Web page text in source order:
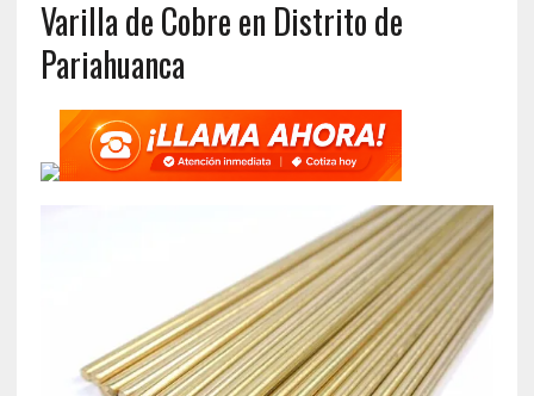
Varilla de Cobre en Distrito de
Pariahuanca